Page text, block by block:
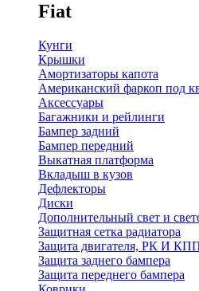
Fiat
Кунги
Крышки
Амортизаторы капота
Американский фаркоп под
Аксессуары
Багажники и рейлинги
Бампер задний
Бампер передний
Выкатная платформа
Вкладыш в кузов
Дефлекторы
Диски
Дополнительный свет и
Защитная сетка радиатора
Защита двигателя, РК И
Защита заднего бампера
Защита переднего бампера